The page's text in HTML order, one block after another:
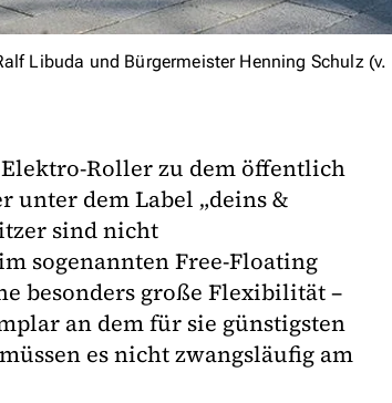
Libuda und Bürgermeister Henning Schulz
Roller zu dem öffentlich
unter dem Label „deins &
sind nicht
sogenannten Free-Floating
besonders große Flexibilität –
an dem für sie günstigsten
es nicht zwangsläufig am